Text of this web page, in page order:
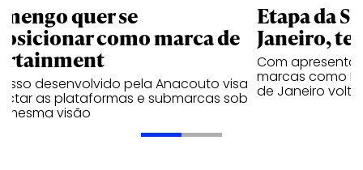
quer se
como marca de
desenvolvido pela Anacouto visa
as plataformas e submarcas sob
mesma visão
Etapa da
Janeiro,
Com
marcas como
de Janeiro